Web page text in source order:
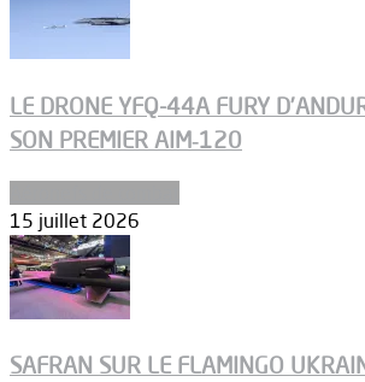
LE DRONE YFQ-44A FURY
SON PREMIER AIM‑120
15 juillet 2026
SAFRAN SUR LE FLAMINGO